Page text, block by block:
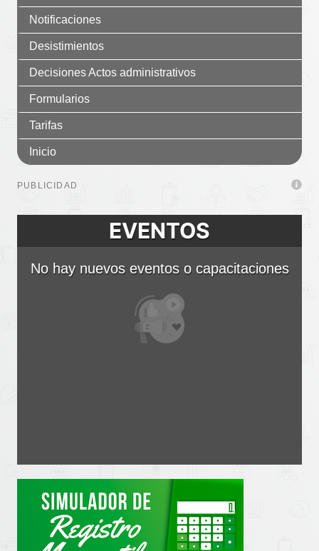
Notificaciones
Desistimientos
Decisiones Actos administrativos
Formularios
Tarifas
Inicio
PUBLICIDAD
EVENTOS
No hay nuevos eventos o capacitaciones